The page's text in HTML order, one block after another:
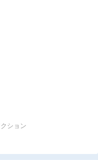
ション